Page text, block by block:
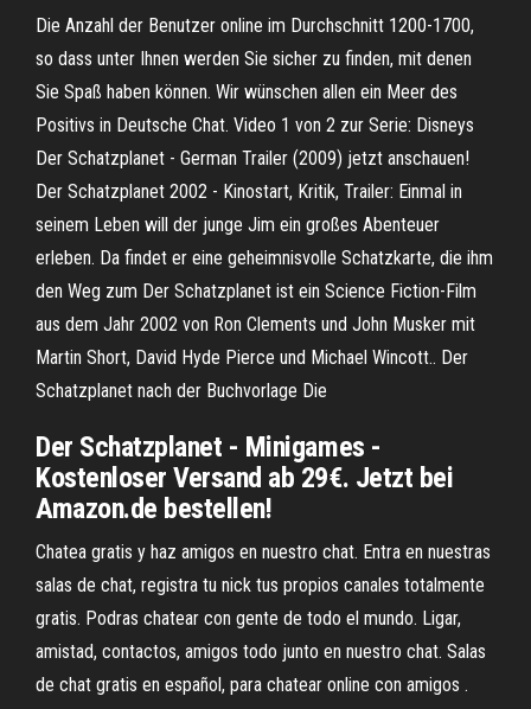
Die Anzahl der Benutzer online im Durchschnitt 1200-1700,
so dass unter Ihnen werden Sie sicher zu finden, mit denen
Sie Spaß haben können. Wir wünschen allen ein Meer des
Positivs in Deutsche Chat. Video 1 von 2 zur Serie: Disneys
Der Schatzplanet - German Trailer (2009) jetzt anschauen!
Der Schatzplanet 2002 - Kinostart, Kritik, Trailer: Einmal in
seinem Leben will der junge Jim ein großes Abenteuer
erleben. Da findet er eine geheimnisvolle Schatzkarte, die ihm
den Weg zum Der Schatzplanet ist ein Science Fiction-Film
aus dem Jahr 2002 von Ron Clements und John Musker mit
Martin Short, David Hyde Pierce und Michael Wincott.. Der
Schatzplanet nach der Buchvorlage Die
Der Schatzplanet - Minigames -
Kostenloser Versand ab 29€. Jetzt bei
Amazon.de bestellen!
Chatea gratis y haz amigos en nuestro chat. Entra en nuestras
salas de chat, registra tu nick tus propios canales totalmente
gratis. Podras chatear con gente de todo el mundo. Ligar,
amistad, contactos, amigos todo junto en nuestro chat. Salas
de chat gratis en español, para chatear online con amigos .